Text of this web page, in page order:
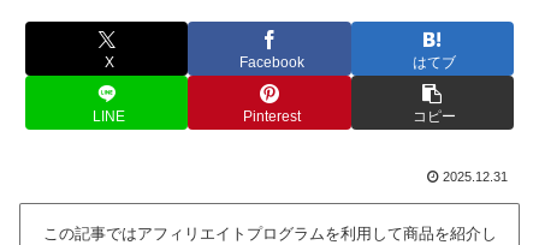
X Facebook はてブ
LINE Pinterest コピー
2025.12.31
この記事ではアフィリエイトプログラムを利用して商品を紹介し